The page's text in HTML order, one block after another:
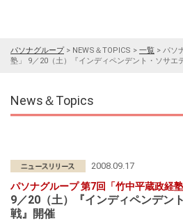
パソナグループ> NEWS＆TOPICS > 一覧 > パソ
塾」 9／20（土）『インディペンデント・ソサエ
News＆Topics
2008.09.17
パソナグループ 第7回「竹中平蔵政経塾
9／20（土）『インディペンデン
戦』開催